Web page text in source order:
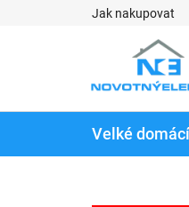
Jak nakupovat
Velké